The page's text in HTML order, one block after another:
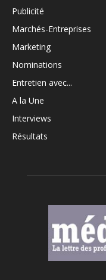
Publicité
Marchés-Entreprises
Marketing
Nominations
Entretien avec...
A la Une
Interviews
Résultats